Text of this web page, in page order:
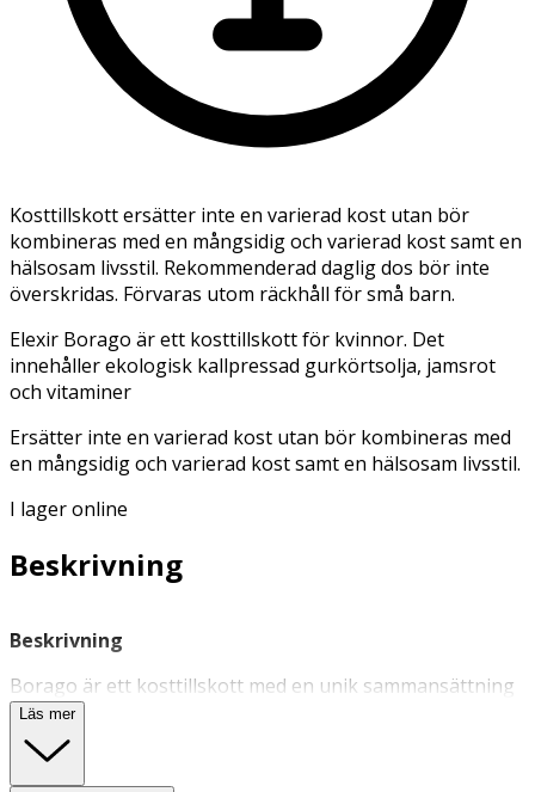
Kosttillskott ersätter inte en varierad kost utan bör
kombineras med en mångsidig och varierad kost samt en
hälsosam livsstil. Rekommenderad daglig dos bör inte
överskridas. Förvaras utom räckhåll för små barn.
Elexir Borago är ett kosttillskott för kvinnor. Det
innehåller ekologisk kallpressad gurkörtsolja, jamsrot
och vitaminer
Ersätter inte en varierad kost utan bör kombineras med
en mångsidig och varierad kost samt en hälsosam livsstil.
I lager online
Beskrivning
Beskrivning
Borago är ett kosttillskott med en unik sammansättning
som inriktar sig på huden och den hormonella balansen.
Jamsrot bidrar till ett lugnt och komfortabelt
klimakterium med balanserat humör. Inslaget av biotin
Läs mer